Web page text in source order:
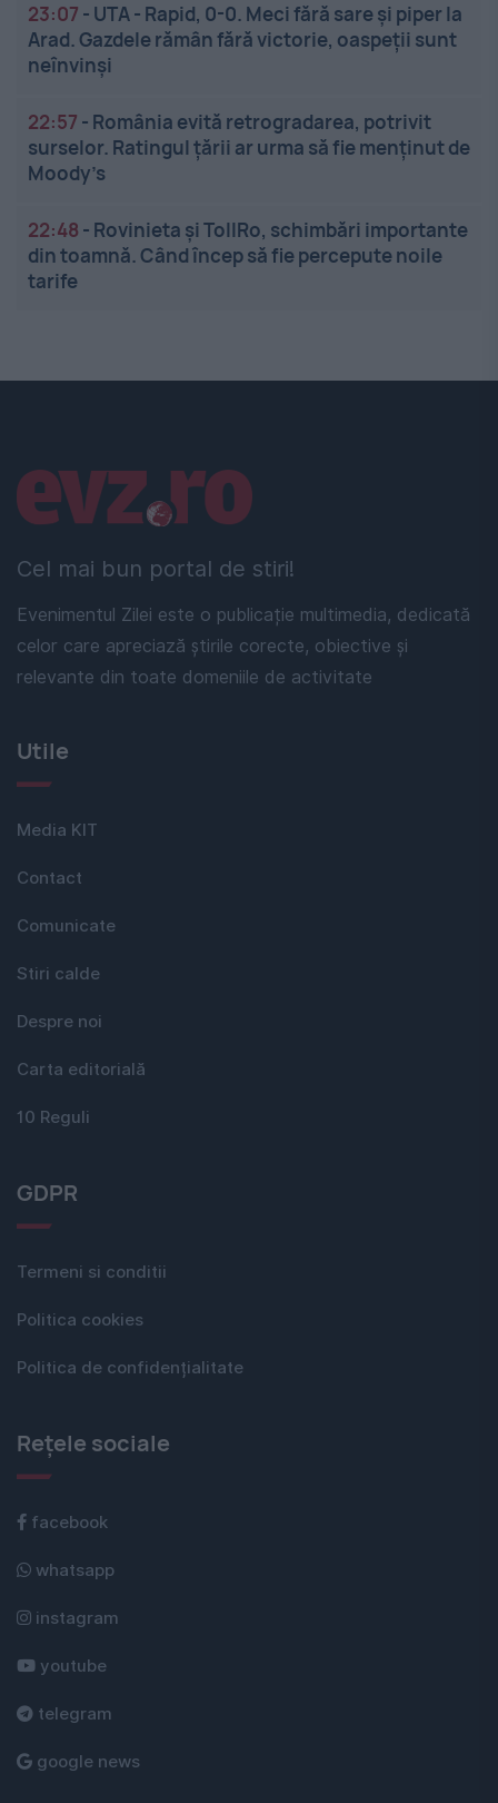
23:07 - UTA - Rapid, 0-0. Meci fără sare și piper la
Arad. Gazdele rămân fără victorie, oaspeții sunt
neînvinși
22:57 - România evită retrogradarea, potrivit
surselor. Ratingul țării ar urma să fie menținut de
Moody’s
22:48 - Rovinieta și TollRo, schimbări importante
din toamnă. Când încep să fie percepute noile
tarife
Cel mai bun portal de stiri!
Evenimentul Zilei este o publicație multimedia, dedicată
celor care apreciază știrile corecte, obiective și
relevante din toate domeniile de activitate
Linkuri utile
Utile
Media KIT
Contact
Comunicate
Stiri calde
Despre noi
Carta editorială
10 Reguli
GDPR
Termeni si conditii
Politica cookies
Politica de confidențialitate
Rețele sociale
facebook
whatsapp
instagram
youtube
telegram
google news